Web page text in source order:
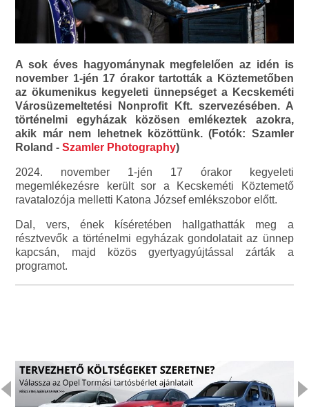
A sok éves hagyománynak megfelelően az idén is
november 1-jén 17 órakor tartották a Köztemetőben
az ökumenikus kegyeleti ünnepséget a Kecskeméti
Városüzemeltetési Nonprofit Kft. szervezésében. A
történelmi egyházak közösen emlékeztek azokra,
akik már nem lehetnek közöttünk. (Fotók: Szamler
Roland -Szamler Photography)
2024. november 1-jén 17 órakor kegyeleti
megemlékezésre került sor a Kecskeméti Köztemető
ravatalozója melletti Katona József emlékszobor előtt.
Dal, vers, ének kíséretében hallgathatták meg a
résztvevők a történelmi egyházak gondolatait az ünnep
kapcsán, majd közös gyertyagyújtással zárták a
programot.